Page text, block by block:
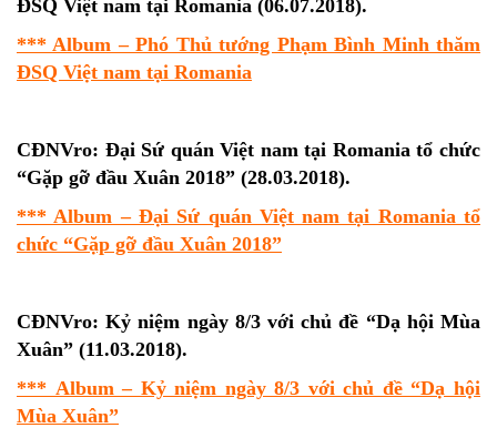
ĐSQ Việt nam tại Romania (06.07.2018).
*** Album – Phó Thủ tướng Phạm Bình Minh thăm
ĐSQ Việt nam tại Romania
CĐNVro: Đại Sứ quán Việt nam tại Romania tổ chức
“Gặp gỡ đầu Xuân 2018” (28.03.2018).
*** Album – Đại Sứ quán Việt nam tại Romania tổ
chức “Gặp gỡ đầu Xuân 2018”
CĐNVro:Kỷ niệm ngày 8/3 với chủ đề “Dạ hội Mùa
Xuân” (11.03.2018).
*** Album – Kỷ niệm ngày 8/3 với chủ đề “Dạ hội
Mùa Xuân”